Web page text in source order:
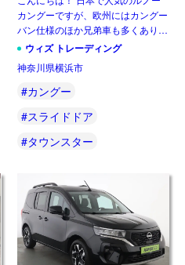
Acenta L1 1.3 DIG-T130
6MT 右ハンドル
カングーですが、欧州にはカングー
バン仕様のほか兄弟車も多くありま
す。ウィズカーズでは既に日産版の
にあたるタウンスター・コンビを解
説していますが、欧州にはバ […]
ウィズ トレーディング
神奈川県横浜市
#カングー
#スライドドア
#タウンスター